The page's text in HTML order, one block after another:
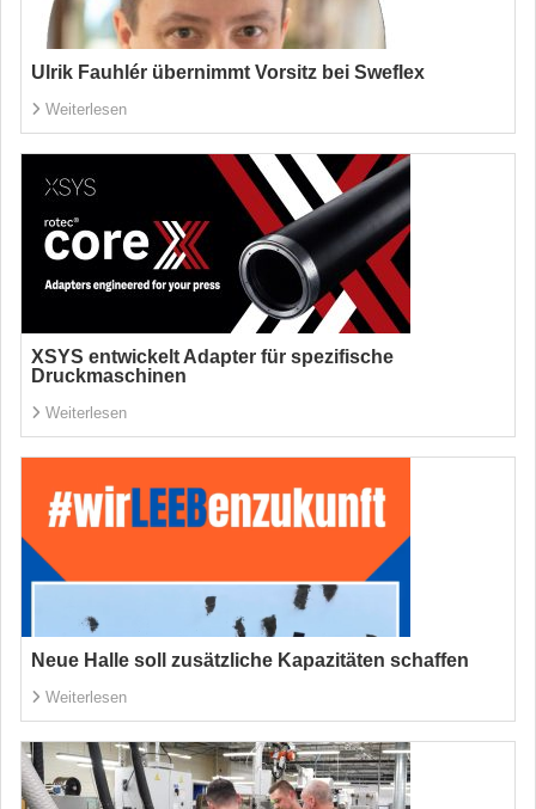
Ulrik Fauhlér übernimmt Vorsitz bei Sweflex
Weiterlesen
XSYS entwickelt Adapter für spezifische
Druckmaschinen
Weiterlesen
Neue Halle soll zusätzliche Kapazitäten schaffen
Weiterlesen